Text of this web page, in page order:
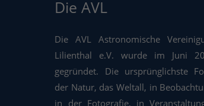
Die AVL
Die AVL Astronomische
Lilienthal e.V. wurde im Juni
gegründet. Die ursprünglichste
der Natur, das Weltall, in
in der Fotografie, in